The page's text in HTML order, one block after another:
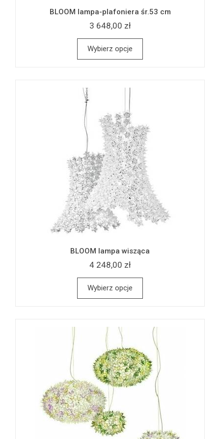
BLOOM lampa-plafoniera śr.53 cm
3 648,00 zł
Wybierz opcje
BLOOM lampa wisząca
4 248,00 zł
Wybierz opcje